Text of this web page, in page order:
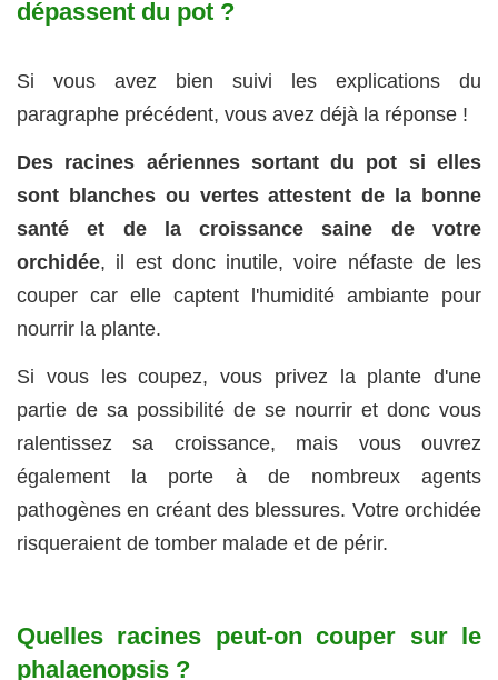
dépassent du pot ?
Si vous avez bien suivi les explications du
paragraphe précédent, vous avez déjà la réponse !
Des racines aériennes sortant du pot si elles
sont blanches ou vertes attestent de la bonne
santé et de la croissance saine de votre
orchidée, il est donc inutile, voire néfaste de les
couper car elle captent l'humidité ambiante pour
nourrir la plante.
Si vous les coupez, vous privez la plante d'une
partie de sa possibilité de se nourrir et donc vous
ralentissez sa croissance, mais vous ouvrez
également la porte à de nombreux agents
pathogènes en créant des blessures. Votre orchidée
risqueraient de tomber malade et de périr.
Quelles racines peut-on couper sur le
phalaenopsis ?